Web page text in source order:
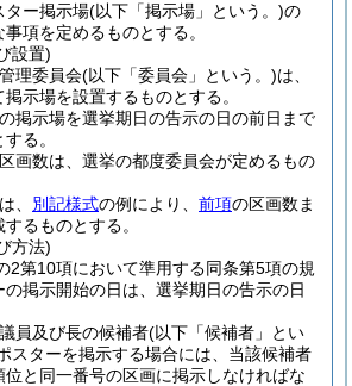
ター掲示場(以下「掲示場」という。)の
項を定めるものとする。
設置)
理委員会(以下「委員会」という。)は、
掲示場を設置するものとする。
の掲示場を選挙期日の告示の日の前日まで
る。
画数は、選挙の都度委員会が定めるもの
、 別記様式の例により、 前項の区画数ま
るものとする。
方法)
2第10項において準用する同条第5項の規
の掲示開始の日は、選挙期日の告示の日
員及び長の候補者(以下「候補者」とい
スターを掲示する場合には、当該候補者
と同一番号の区画に掲示しなければな